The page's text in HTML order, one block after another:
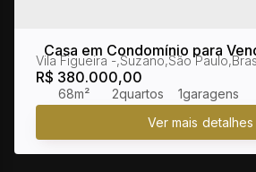
Casa em Condomínio para
SP no bairro Vila
R$ 380.000,00
Vila Figueira ,Suzano,São Paulo,
2
68m² 1